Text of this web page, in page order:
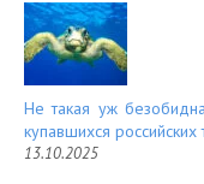
Не такая уж
купавшихся российских
13.10.2025